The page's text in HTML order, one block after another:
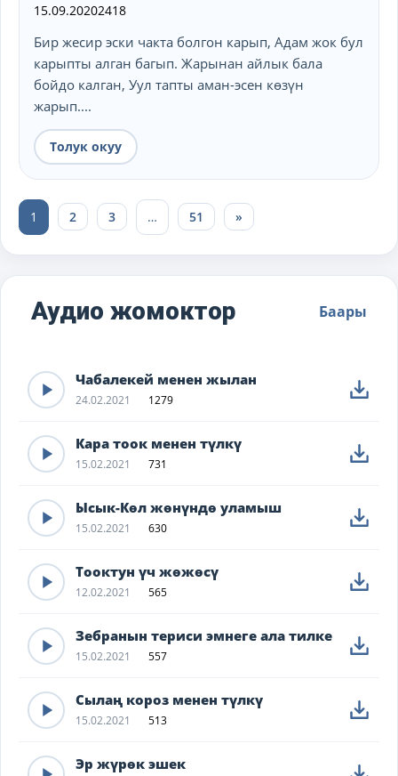
15.09.20202418
Бир жесир эски чакта болгон карып, Адам жок бул
карыпты алган багып. Жарынан айлык бала
бойдо калган, Уул тапты аман-эсен көзүн
жарып....
Толук окуу
1 2 3 … 51 »
Аудио жомоктор Баары
Чабалекей менен жылан
24.02.2021 1279
Кара тоок менен түлкү
15.02.2021 731
Ысык-Көл жөнүндө уламыш
15.02.2021 630
Тооктун үч жөжөсү
12.02.2021 565
Зебранын териси эмнеге ала тилке
15.02.2021 557
Сылаң короз менен түлкү
15.02.2021 513
Эр жүрөк эшек